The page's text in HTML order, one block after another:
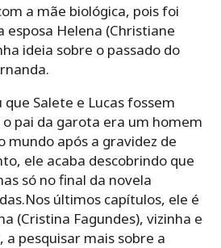
a mãe biológica, pois foi
esposa Helena (Christiane
ideia sobre o passado do
Salete e Lucas fossem
pai da garota era um homem
mundo após a gravidez de
ele acaba descobrindo que
só no final da novela
últimos capítulos, ele é
(Cristina Fagundes), vizinha e
a pesquisar mais sobre a